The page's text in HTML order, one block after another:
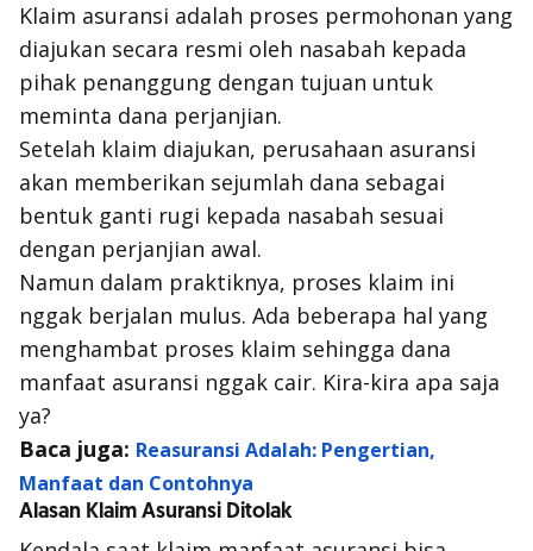
Klaim asuransi adalah proses permohonan yang
diajukan secara resmi oleh nasabah kepada
pihak penanggung dengan tujuan untuk
meminta dana perjanjian.
Setelah klaim diajukan, perusahaan asuransi
akan memberikan sejumlah dana sebagai
bentuk ganti rugi kepada nasabah sesuai
dengan perjanjian awal.
Namun dalam praktiknya, proses klaim ini
nggak berjalan mulus. Ada beberapa hal yang
menghambat proses klaim sehingga dana
manfaat asuransi nggak cair. Kira-kira apa saja
ya?
Baca juga: Reasuransi Adalah: Pengertian,
Manfaat dan Contohnya
Alasan Klaim Asuransi Ditolak